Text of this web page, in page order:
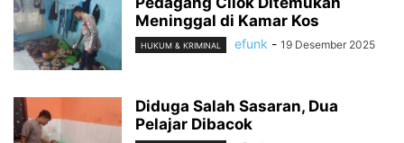
Meninggal di Kamar Kos
HUKUM & KRIMINAL efunk - 19 Desember 2025
Diduga Salah Sasaran, Dua
Pelajar Dibacok